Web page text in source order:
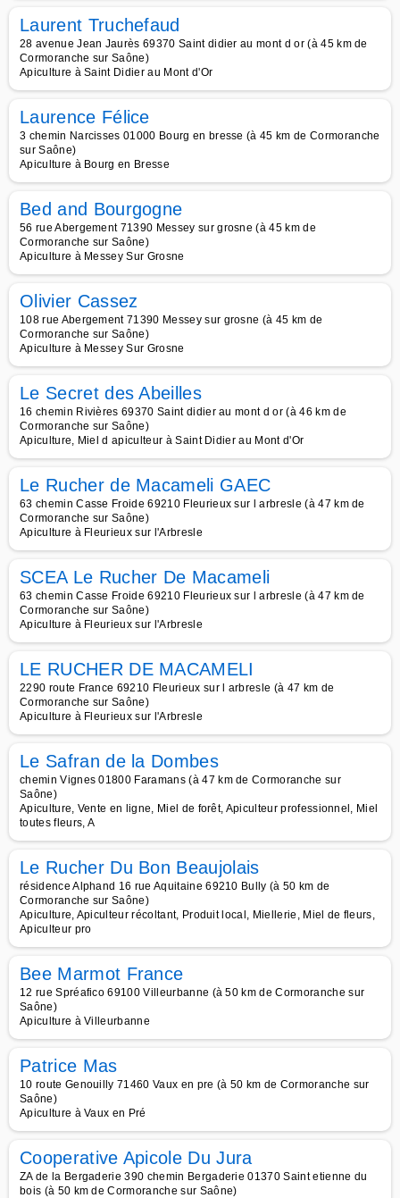
Laurent Truchefaud
28 avenue Jean Jaurès 69370 Saint didier au mont d or (à 45 km de
Cormoranche sur Saône)
Apiculture à Saint Didier au Mont d'Or
Laurence Félice
3 chemin Narcisses 01000 Bourg en bresse (à 45 km de Cormoranche
sur Saône)
Apiculture à Bourg en Bresse
Bed and Bourgogne
56 rue Abergement 71390 Messey sur grosne (à 45 km de
Cormoranche sur Saône)
Apiculture à Messey Sur Grosne
Olivier Cassez
108 rue Abergement 71390 Messey sur grosne (à 45 km de
Cormoranche sur Saône)
Apiculture à Messey Sur Grosne
Le Secret des Abeilles
16 chemin Rivières 69370 Saint didier au mont d or (à 46 km de
Cormoranche sur Saône)
Apiculture, Miel d apiculteur à Saint Didier au Mont d'Or
Le Rucher de Macameli GAEC
63 chemin Casse Froide 69210 Fleurieux sur l arbresle (à 47 km de
Cormoranche sur Saône)
Apiculture à Fleurieux sur l'Arbresle
SCEA Le Rucher De Macameli
63 chemin Casse Froide 69210 Fleurieux sur l arbresle (à 47 km de
Cormoranche sur Saône)
Apiculture à Fleurieux sur l'Arbresle
LE RUCHER DE MACAMELI
2290 route France 69210 Fleurieux sur l arbresle (à 47 km de
Cormoranche sur Saône)
Apiculture à Fleurieux sur l'Arbresle
Le Safran de la Dombes
chemin Vignes 01800 Faramans (à 47 km de Cormoranche sur
Saône)
Apiculture, Vente en ligne, Miel de forêt, Apiculteur professionnel, Miel
toutes fleurs, A
Le Rucher Du Bon Beaujolais
résidence Alphand 16 rue Aquitaine 69210 Bully (à 50 km de
Cormoranche sur Saône)
Apiculture, Apiculteur récoltant, Produit local, Miellerie, Miel de fleurs,
Apiculteur pro
Bee Marmot France
12 rue Spréafico 69100 Villeurbanne (à 50 km de Cormoranche sur
Saône)
Apiculture à Villeurbanne
Patrice Mas
10 route Genouilly 71460 Vaux en pre (à 50 km de Cormoranche sur
Saône)
Apiculture à Vaux en Pré
Cooperative Apicole Du Jura
ZA de la Bergaderie 390 chemin Bergaderie 01370 Saint etienne du
bois (à 50 km de Cormoranche sur Saône)